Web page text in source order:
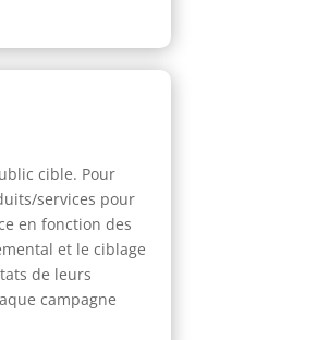
cible. Pour
services pour
en fonction des
et le ciblage
de leurs
campagne